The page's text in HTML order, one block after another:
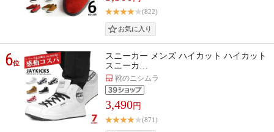
(822)
6位
スニーカー メンズ ハイカット ハイカット
スニーカ…
靴のニシムラ
3,490円
(871)